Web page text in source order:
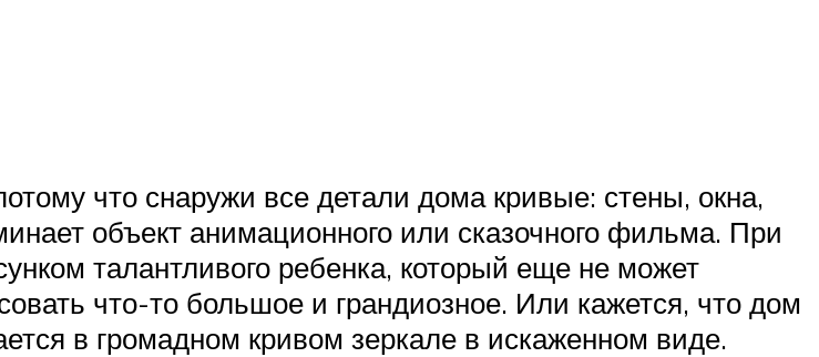
что снаружи все детали дома кривые: стены, окна,
объект анимационного или сказочного фильма. При
талантливого ребенка, который еще не может
что-то большое и грандиозное. Или кажется, что дом
в громадном кривом зеркале в искаженном виде.